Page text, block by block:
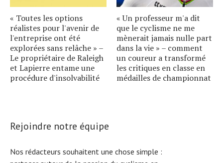
« Toutes les options
réalistes pour l'avenir de
l'entreprise ont été
explorées sans relâche » –
Le propriétaire de Raleigh
et Lapierre entame une
procédure d'insolvabilité
« Un professeur m'a dit
que le cyclisme ne me
mènerait jamais nulle part
dans la vie » – comment
un coureur a transformé
les critiques en classe en
médailles de championnat
Rejoindre notre équipe
Nos rédacteurs souhaitent une chose simple :